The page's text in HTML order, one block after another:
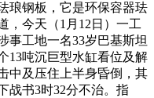
琅钢板，它是环保容器珐
，今天（1月12日）一工
事工地一名33岁巴基斯坦
13吨沉巨型水缸看位及解
中及压住上半身昏倒，其
战书3时32分不治。指